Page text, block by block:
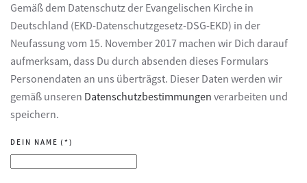
Gemäß dem Datenschutz der Evangelischen Kirche in
Deutschland (EKD-Datenschutzgesetz-DSG-EKD) in der
Neufassung vom 15. November 2017 machen wir Dich darauf
aufmerksam, dass Du durch absenden dieses Formulars
Personendaten an uns überträgst. Dieser Daten werden wir
gemäß unseren Datenschutzbestimmungen verarbeiten und
speichern.
DEIN NAME (*)